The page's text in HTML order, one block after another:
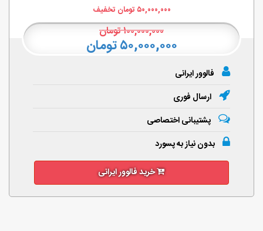
۵۰,۰۰۰,۰۰۰تومان تخفیف
۱۰۰,۰۰۰,۰۰۰تومان
۵۰,۰۰۰,۰۰۰ تومان
فالوور ایرانی
ارسال فوری
پشتیبانی اختصاصی
بدون نیاز به پسورد
خرید فالوور ایرانی